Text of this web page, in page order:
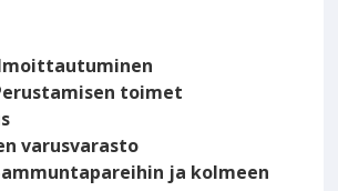
toimet
varusvarasto
ammuntapareihin ja kolmeen